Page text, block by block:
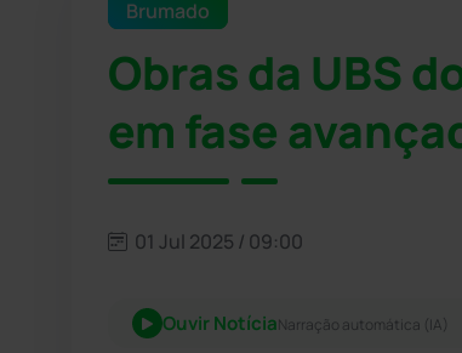
Brumado
Obras da UBS
em fase
01 Jul 2025 / 09:00
Ouvir NotíciaNarração automática (IA)